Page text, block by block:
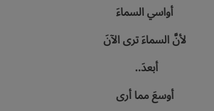
أواسي‭ ‬السماءَ
لأنَّ‭ ‬السماءَ‭ ‬ترى‭ ‬الآنَ
أبعدَ‭.. ‬
أوسعَ‭ ‬مما‭ ‬أرى